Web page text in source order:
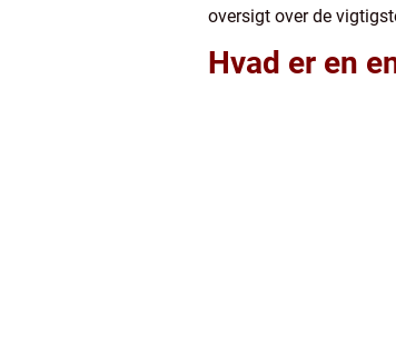
oversigt over de
Hvad er en